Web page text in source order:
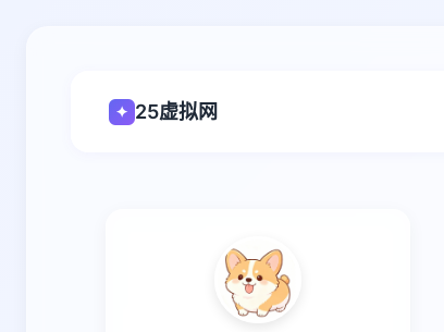
✦ 25虚拟网